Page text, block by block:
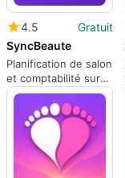
4.5
Gratuit
SyncBeaute
Planification de salon
et comptabilité sur
Android pour les
professionnels de la
beauté